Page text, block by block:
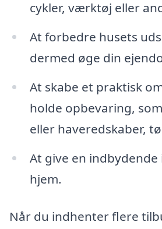
cykler, værktøj eller
At forbedre husets
dermed øge din
At skabe et praktisk
holde opbevaring,
eller haveredskaber,
At give en
hjem.
Når du indhenter flere